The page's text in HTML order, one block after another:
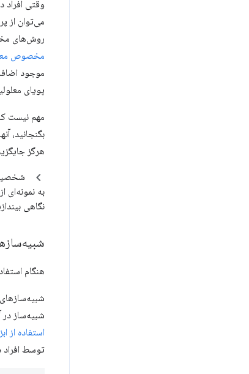
وقتی
می‌توان از
روش‌های
مخصوص
موجود
پویای
مهم نیست
بگنجانید،
هرگز
به نمونه‌ای
نگاهی
هنگام
شبیه‌ساز در
استفاده از
توسط